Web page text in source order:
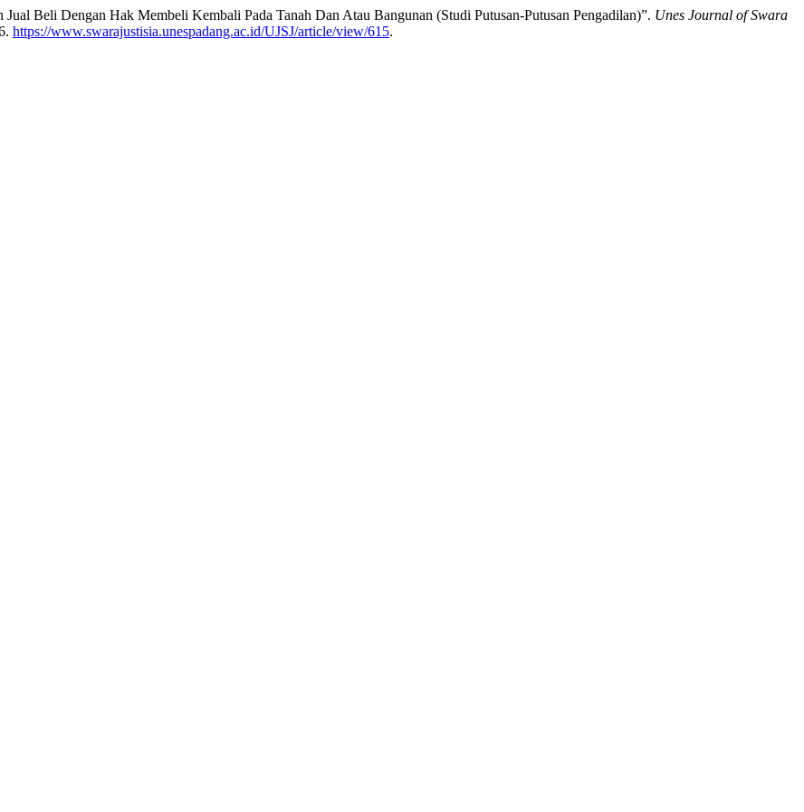
Beli Dengan Hak Membeli Kembali Pada Tanah Dan Atau Bangunan (Studi Putusan-Putusan Pengadilan)”. Unes Journal of Swara
https://www.swarajustisia.unespadang.ac.id/UJSJ/article/view/615.